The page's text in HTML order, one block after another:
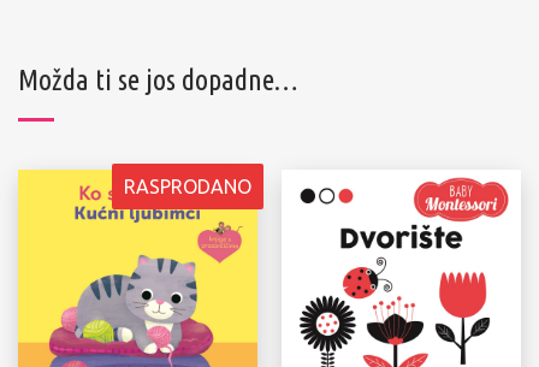
Možda ti se jos dopadne…
RASPRODANO